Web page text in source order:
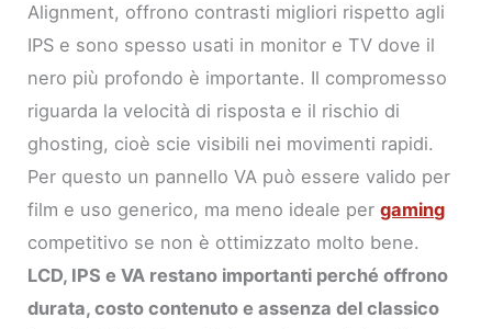
Alignment, offrono contrasti migliori rispetto agli
IPS e sono spesso usati in monitor e TV dove il
nero più profondo è importante. Il compromesso
riguarda la velocità di risposta e il rischio di
ghosting, cioè scie visibili nei movimenti rapidi.
Per questo un pannello VA può essere valido per
film e uso generico, ma meno ideale pergaming
competitivo se non è ottimizzato molto bene.
LCD, IPS e VA restano importanti perché offrono
durata, costo contenuto e assenza del classico